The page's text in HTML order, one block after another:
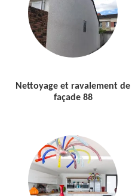
Nettoyage et ravalement de
façade 88